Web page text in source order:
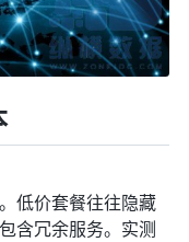
低价套餐往往隐藏
含冗余服务。实测